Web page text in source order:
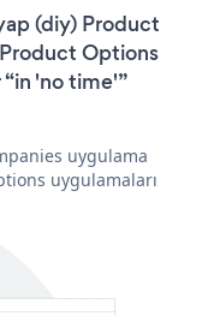
(diy) Product
Options
'no time'”
uygulama
uygulamaları